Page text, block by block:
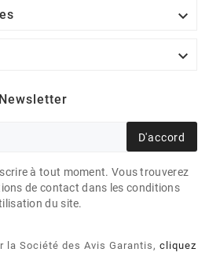


Newsletter
D'accord
à tout moment. Vous trouverez
de contact dans les conditions
du site.
la Société des Avis Garantis, cliquez